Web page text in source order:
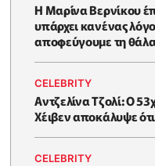
Η Μαρίνα Βερνίκου
υπάρχει κανένας
αποφεύγουμε τη
CELEBRITY
Αντζελίνα Τζολί: Ο
Χέιβεν αποκάλυψε ότι
CELEBRITY